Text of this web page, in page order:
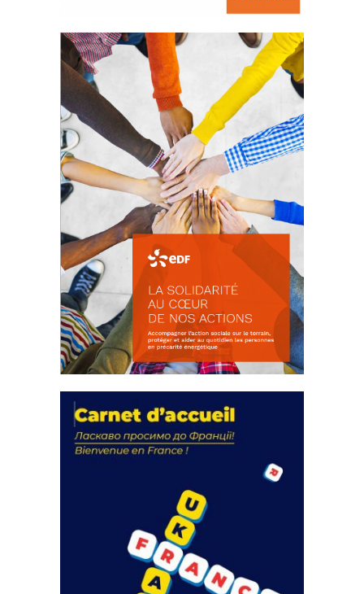
La prévention des conflits
d’intérêts
18 septembre 2023
FEUILLETER
actions
18 septembre 2023
FEUILLETER